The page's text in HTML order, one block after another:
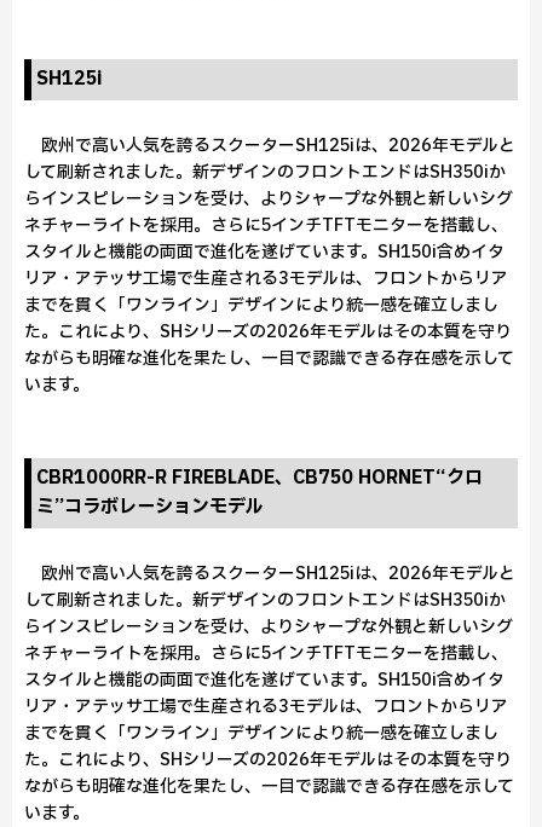
SH125i
欧州で高い人気を誇るスクーターSH125iは、2026年モデルと
して刷新されました。新デザインのフロントエンドはSH350iか
らインスピレーションを受け、よりシャープな外観と新しいシグ
ネチャーライトを採用。さらに5インチTFTモニターを搭載し、
スタイルと機能の両面で進化を遂げています。SH150i含めイタ
リア・アテッサ工場で生産される3モデルは、フロントからリア
までを貫く「ワンライン」デザインにより統一感を確立しまし
た。これにより、SHシリーズの2026年モデルはその本質を守り
ながらも明確な進化を果たし、一目で認識できる存在感を示して
います。
CBR1000RR-R FIREBLADE、CB750 HORNET“クロ
ミ”コラボレーションモデル
欧州で高い人気を誇るスクーターSH125iは、2026年モデルと
して刷新されました。新デザインのフロントエンドはSH350iか
らインスピレーションを受け、よりシャープな外観と新しいシグ
ネチャーライトを採用。さらに5インチTFTモニターを搭載し、
スタイルと機能の両面で進化を遂げています。SH150i含めイタ
リア・アテッサ工場で生産される3モデルは、フロントからリア
までを貫く「ワンライン」デザインにより統一感を確立しまし
た。これにより、SHシリーズの2026年モデルはその本質を守り
ながらも明確な進化を果たし、一目で認識できる存在感を示して
います。